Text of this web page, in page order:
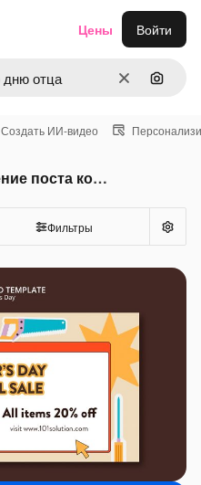
ОчиститьПоиск
Цены Войти
Создать ИИ-видео
PSD По Запросу Оформление поста ко дню отца
Фильтры